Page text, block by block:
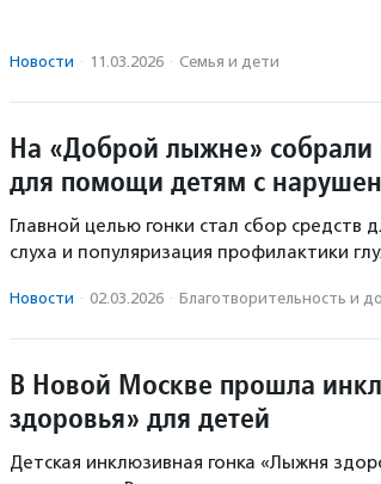
Новости · 11.03.2026 · Семья и дети
На «Доброй лыжне»
для помощи детям с
Главной целью гонки стал сбор
слуха и популяризация профилактики
Новости · 02.03.2026 · Благотвори­тель­ность и
В Новой Москве прошла
здоровья» для детей
Детская инклюзивная гонка «Лыжня